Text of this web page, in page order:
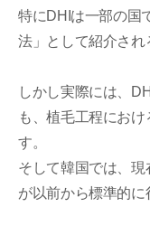
特にDHIは一部の国
法」として紹介され
しかし実際には、
も、植毛工程におけ
す。
そして韓国では、
が以前から標準的に